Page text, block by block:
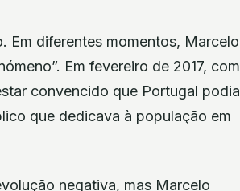
Em diferentes momentos, Marcelo
Em fevereiro de 2017, com
convencido que Portugal podia
que dedicava à população em
negativa, mas Marcelo